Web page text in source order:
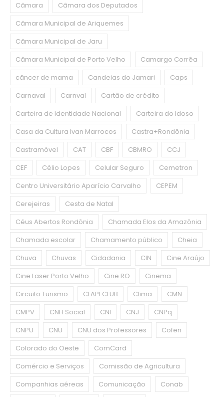
Câmara
Câmara dos Deputados
Câmara Municipal de Ariquemes
Câmara Municipal de Jaru
Câmara Municipal de Porto Velho
Camargo Corrêa
câncer de mama
Candeias do Jamari
Caps
Carnaval
Carnval
Cartão de crédito
Carteira de Identidade Nacional
Carteira do Idoso
Casa da Cultura Ivan Marrocos
Castra+Rondônia
Castramóvel
CAT CBF CBMRO
CCJ
CEF
Célio Lopes Celular Seguro
Cemetron
Centro Universitário Aparício Carvalho
CEPEM
Cerejeiras
Cesta de Natal
Céus Abertos Rondônia
Chamada Elos da Amazônia
Chamada escolar
Chamamento público
Cheia
Chuva
Chuvas Cidadania CIN
Cine Araújo
Cine Laser Porto Velho
Cine RO
Cinema
Circuito Turismo
CLAPI CLUB Clima
CMN
CMPV
CNH Social CNI CNJ
CNPq
CNPU
CNU CNU dos Professores
Cofen
Colorado do Oeste
ComCard
Comércio e Serviços
Comissão de Agricultura
Companhias aéreas
Comunicação
Conab